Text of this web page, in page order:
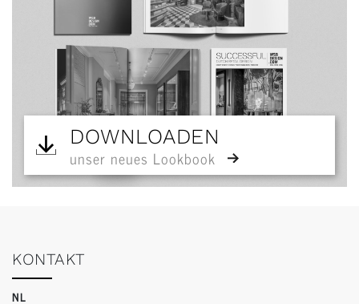
DOWNLOADEN
unser neues Lookbook
KONTAKT
NL